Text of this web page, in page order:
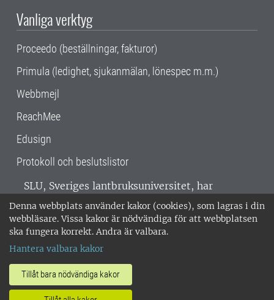
Denna webbplats använder kakor (cookies), som lagras i din
webbläsare. Vissa kakor är nödvändiga för att webbplatsen
ska fungera korrekt. Andra är valbara.
Hantera valbara kakor
Tillåt bara nödvändiga kakor
Vanliga verktyg
Proceedo (beställningar, fakturor)
Primula (ledighet, sjukanmälan, lönespec m.m.)
Webbmejl
ReachMee
Edusign
Protokoll och beslutslistor
SLU, Sveriges lantbruksuniversitet, har
verksamhet över hela Sverige. Huvudorter är
Alnarp, Uppsala och Umeå.SLU är
miljöcertifierat enligt ISO 14001. •
018-67 10 00 • Org nr: 202100-2817 •
Om SLU:s webbplatser
•Hantera kakor•Behandling av